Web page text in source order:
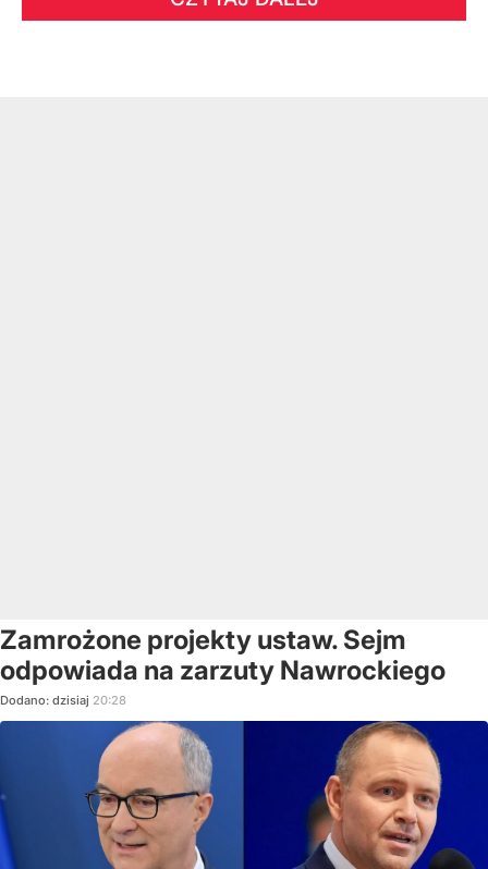
Zamrożone projekty ustaw. Sejm
odpowiada na zarzuty Nawrockiego
Dodano: dzisiaj 20:28